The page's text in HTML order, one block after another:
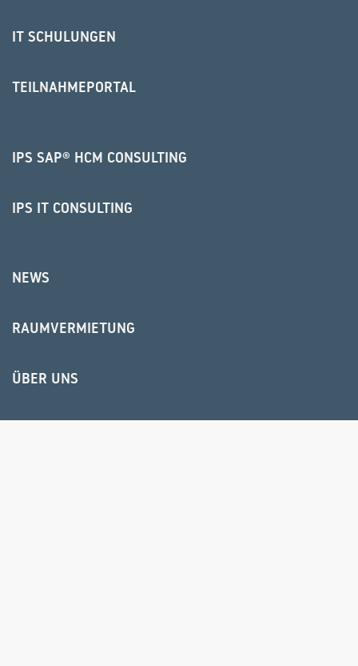
IT SCHULUNGEN
TEILNAHMEPORTAL
IPS SAP® HCM CONSULTING
IPS IT CONSULTING
NEWS
RAUMVERMIETUNG
ÜBER UNS